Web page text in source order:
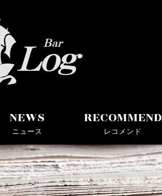
NEWS
ニュース
RECOMMEND
レコメンド